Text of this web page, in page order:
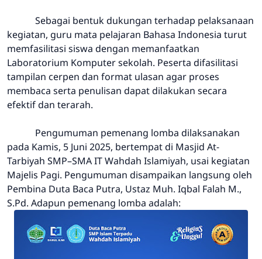
Sebagai bentuk dukungan terhadap pelaksanaan
kegiatan, guru mata pelajaran Bahasa Indonesia turut
memfasilitasi siswa dengan memanfaatkan
Laboratorium Komputer sekolah. Peserta difasilitasi
tampilan cerpen dan format ulasan agar proses
membaca serta penulisan dapat dilakukan secara
efektif dan terarah.
Pengumuman pemenang lomba dilaksanakan
pada Kamis, 5 Juni 2025, bertempat di Masjid At-
Tarbiyah SMP–SMA IT Wahdah Islamiyah, usai kegiatan
Majelis Pagi. Pengumuman disampaikan langsung oleh
Pembina Duta Baca Putra, Ustaz Muh. Iqbal Falah M.,
S.Pd. Adapun pemenang lomba adalah: